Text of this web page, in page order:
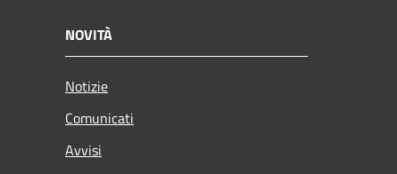
NOVITÀ
Notizie
Comunicati
Avvisi